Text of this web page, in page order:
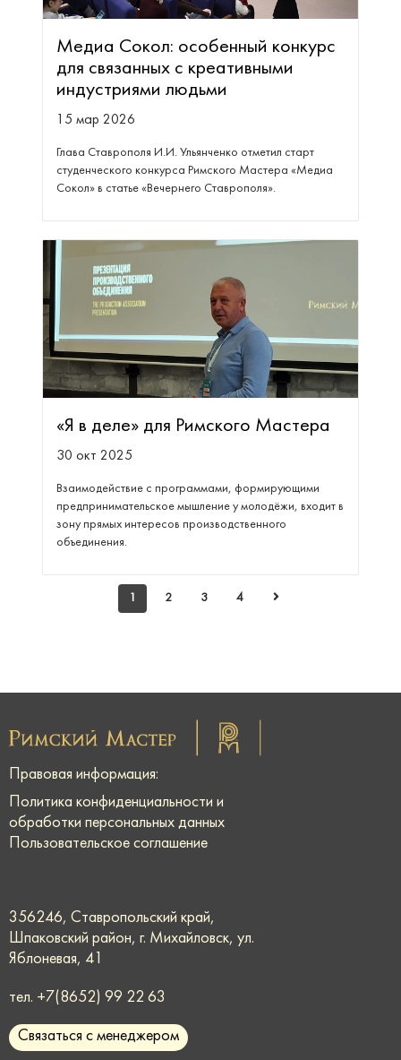
Медиа Сокол: особенный конкурс
для связанных с креативными
индустриями людьми
15 мар 2026
Глава Ставрополя И.И. Ульянченко отметил старт
студенческого конкурса Римского Мастера «Медиа
Сокол» в статье «Вечернего Ставрополя».
«Я в деле» для Римского Мастера
30 окт 2025
Взаимодействие с программами, формирующими
предпринимательское мышление у молодёжи, входит в
зону прямых интересов производственного
объединения.
1 2 3 4
Правовая информация:
Политика конфиденциальности и
обработки персональных данных
Пользовательское соглашение
356246, Ставропольский край,
Шпаковский район, г. Михайловск, ул.
Яблоневая, 41
тел. +7(8652) 99 22 63
Связаться с менеджером